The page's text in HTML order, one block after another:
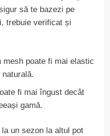
să te bazezi pe
trebuie verificat și
mesh poate fi mai elastic
fi mai îngust decât
gamă.
un sezon la altul pot